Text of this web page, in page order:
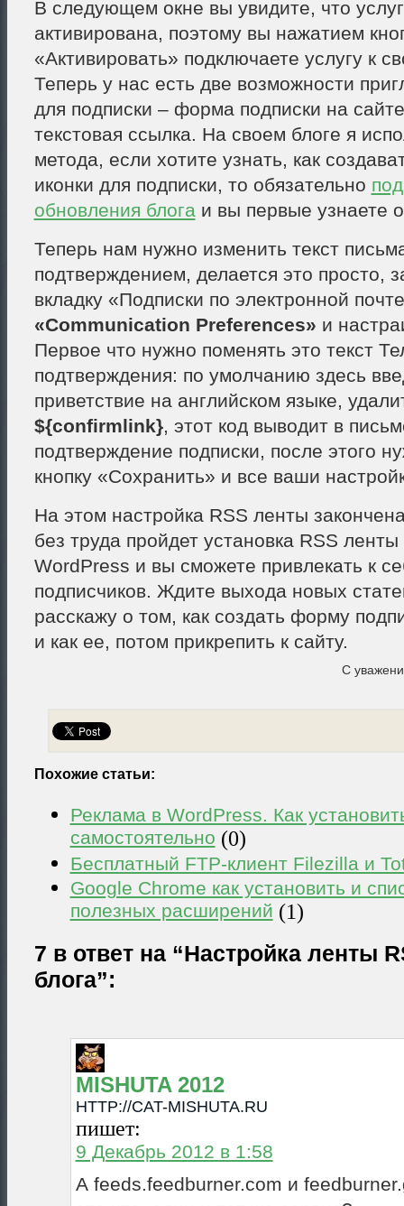
В следующем окне вы увидите, что
активирована, поэтому вы нажатием
«Активировать» подключаете услугу к
Теперь у нас есть две возможности
для подписки – форма подписки на
текстовая ссылка. На своем блоге я
метода, если хотите узнать, как
иконки для подписки, то обязательно
обновления блога и вы первые узнаете
Теперь нам нужно изменить текст
подтверждением, делается это просто,
вкладку «Подписки по электронной
«Communication Preferences» и
Первое что нужно поменять это текст
подтверждения: по умолчанию здесь
приветствие на английском языке,
${confirmlink}, этот код выводит в
подтверждение подписки, после этого
кнопку «Сохранить» и все ваши
На этом настройка RSS ленты
без труда пройдет установка RSS ленты
WordPress и вы сможете привлекать к
подписчиков. Ждите выхода новых
расскажу о том, как создать форму
и как ее, потом прикрепить к сайту.
С
Похожие статьи:
Реклама в WordPress. Как
самостоятельно (0)
Бесплатный FTP-клиент Filezilla и
Google Chrome как установить и
полезных расширений (1)
7 в ответ на “Настройка ленты
блога”:
MISHUTA 2012
HTTP://CAT-MISHUTA.RU
пишет:
9 Декабрь 2012 в 1:58
А feeds.feedburner.com и